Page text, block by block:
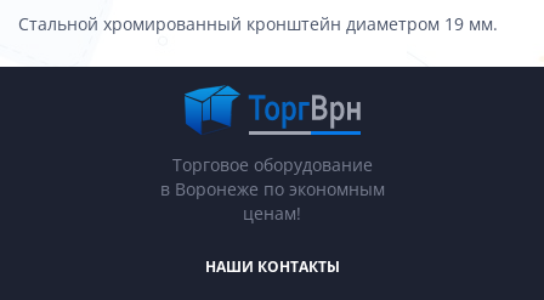
Стальной хромированный кронштейн диаметром 19 мм.
Торговое оборудование
в Воронеже по экономным
ценам!
НАШИ КОНТАКТЫ